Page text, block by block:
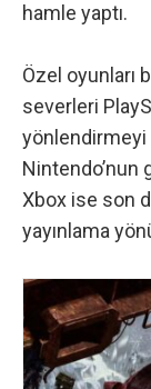
hamle yaptı.
Özel oyunları
severleri
yönlendirmeyi
Nintendo’nun
Xbox ise son
yayınlama